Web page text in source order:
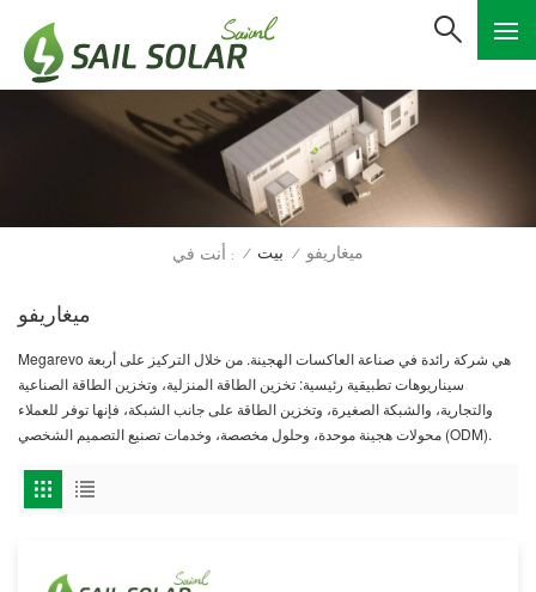
أنت في : / بيت / ميغاريفو
ميغاريفو
Megarevo هي شركة رائدة في صناعة العاكسات الهجينة. من خلال التركيز على أربعة
سيناريوهات تطبيقية رئيسية: تخزين الطاقة المنزلية، وتخزين الطاقة الصناعية
والتجارية، والشبكة الصغيرة، وتخزين الطاقة على جانب الشبكة، فإنها توفر للعملاء
محولات هجينة موحدة، وحلول مخصصة، وخدمات تصنيع التصميم الشخصي (ODM).